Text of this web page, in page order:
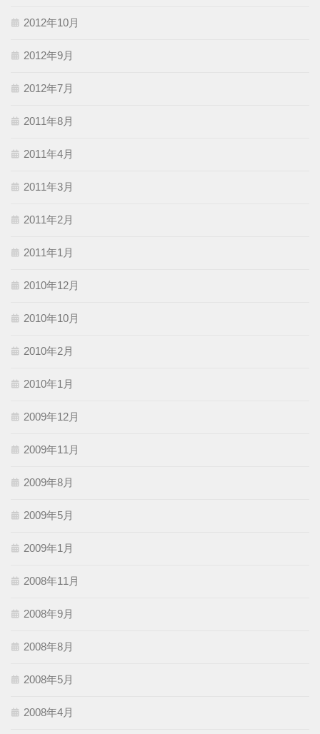
2012年10月
2012年9月
2012年7月
2011年8月
2011年4月
2011年3月
2011年2月
2011年1月
2010年12月
2010年10月
2010年2月
2010年1月
2009年12月
2009年11月
2009年8月
2009年5月
2009年1月
2008年11月
2008年9月
2008年8月
2008年5月
2008年4月